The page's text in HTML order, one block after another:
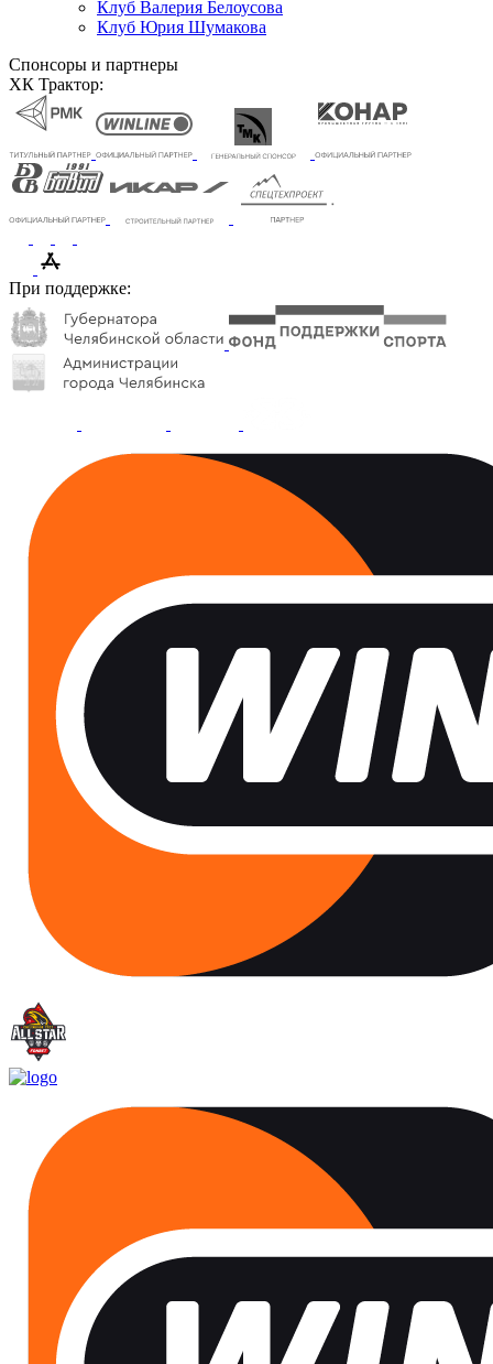
Клуб Валерия Белоусова
Клуб Юрия Шумакова
Спонсоры и партнеры
ХК Трактор:
При поддержке: